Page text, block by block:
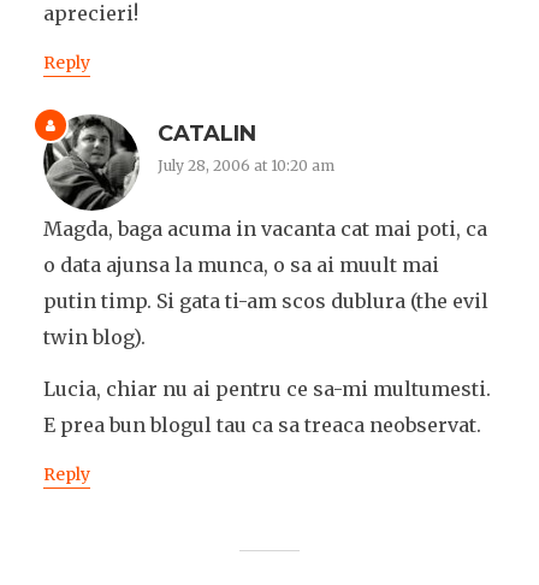
aprecieri!
Reply
CATALIN
July 28, 2006 at 10:20 am
Magda, baga acuma in vacanta cat mai poti, ca
o data ajunsa la munca, o sa ai muult mai
putin timp. Si gata ti-am scos dublura (the evil
twin blog).
Lucia, chiar nu ai pentru ce sa-mi multumesti.
E prea bun blogul tau ca sa treaca neobservat.
Reply